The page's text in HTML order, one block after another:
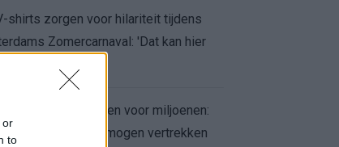
or
to
shirts zorgen voor hilariteit tijdens
Zomercarnaval: 'Dat kan hier
zet deur open voor miljoenen:
en Hadj Moussa mogen vertrekken